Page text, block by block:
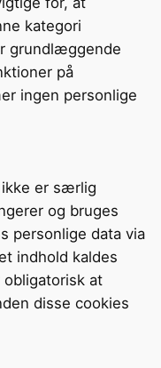
kategori
grundlæggende
på
ingen personlige
ikke er særlig
og bruges
personlige data via
indhold kaldes
at
disse cookies